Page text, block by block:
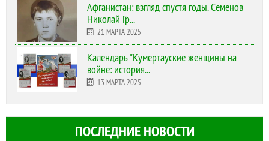
Афганистан: взгляд спустя годы. Семенов
Николай Гр...
21 МАРТА 2025
Календарь "Кумертауские женщины на
войне: история...
13 МАРТА 2025
ПОСЛЕДНИЕ НОВОСТИ